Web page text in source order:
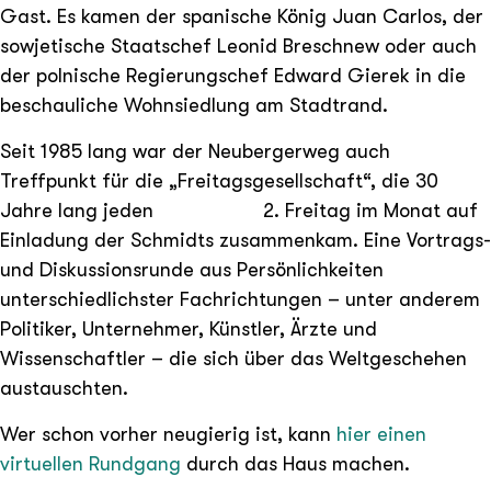
Gast. Es kamen der spanische König Juan Carlos, der
sowjetische Staatschef Leonid Breschnew oder auch
der polnische Regierungschef Edward Gierek in die
beschauliche Wohnsiedlung am Stadtrand.
Seit 1985 lang war der Neubergerweg auch
Treffpunkt für die „Freitagsgesellschaft“, die 30
Jahre lang jeden 2. Freitag im Monat auf
Einladung der Schmidts zusammenkam. Eine Vortrags-
und Diskussionsrunde aus Persönlichkeiten
unterschiedlichster Fachrichtungen – unter anderem
Politiker, Unternehmer, Künstler, Ärzte und
Wissenschaftler – die sich über das Weltgeschehen
austauschten.
Wer schon vorher neugierig ist, kann hier einen
virtuellen Rundgang durch das Haus machen.